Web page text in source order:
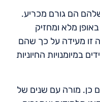
הם גורם מכריע.
מלא ומחזיק
זו מעידה על כך שהם
במיומנויות החיוניות
כן. מורה עם שנים של